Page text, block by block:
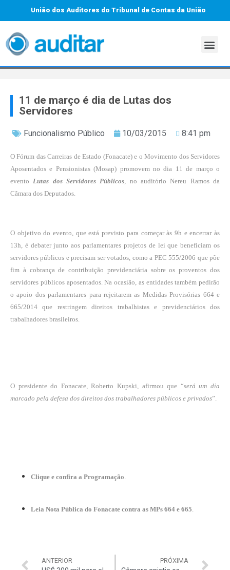
União dos Auditores do Tribunal de Contas da União
11 de março é dia de Lutas dos
Servidores
Funcionalismo Público 10/03/2015 8:41 pm
O Fórum das Carreiras de Estado (Fonacate) e o Movimento dos Servidores
Aposentados e Pensionistas (Mosap) promovem no dia 11 de março o
eventoLutas dos Servidores Públicos, no auditório Nereu Ramos da
Câmara dos Deputados.
O objetivo do evento, que está previsto para começar às 9h e encerrar às
13h, é debater junto aos parlamentares projetos de lei que beneficiam os
servidores públicos e precisam ser votados, como a PEC 555/2006 que põe
fim à cobrança de contribuição previdenciária sobre os proventos dos
servidores públicos aposentados. Na ocasião, as entidades também pedirão
o apoio dos parlamentares para rejeitarem as Medidas Provisórias 664 e
665/2014 que restringem direitos trabalhistas e previdenciários dos
trabalhadores brasileiros.
O presidente do Fonacate, Roberto Kupski, afirmou que “será um dia
marcado pela defesa dos direitos dos trabalhadores públicos e privados”.
Clique e confira a Programação.
Leia Nota Pública do Fonacate contra as MPs 664 e 665
ANTERIOR PRÓXIMA